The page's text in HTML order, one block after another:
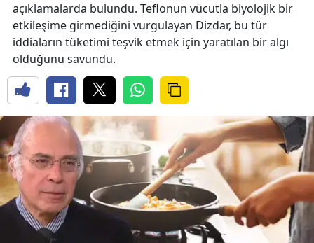
açıklamalarda bulundu. Teflonun vücutla biyolojik bir
etkileşime girmediğini vurgulayan Dizdar, bu tür
iddiaların tüketimi teşvik etmek için yaratılan bir algı
olduğunu savundu.